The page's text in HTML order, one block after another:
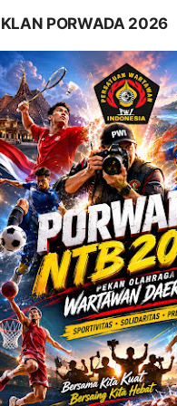
PORWADA 2026